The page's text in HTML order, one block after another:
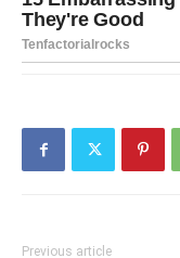
Previous article